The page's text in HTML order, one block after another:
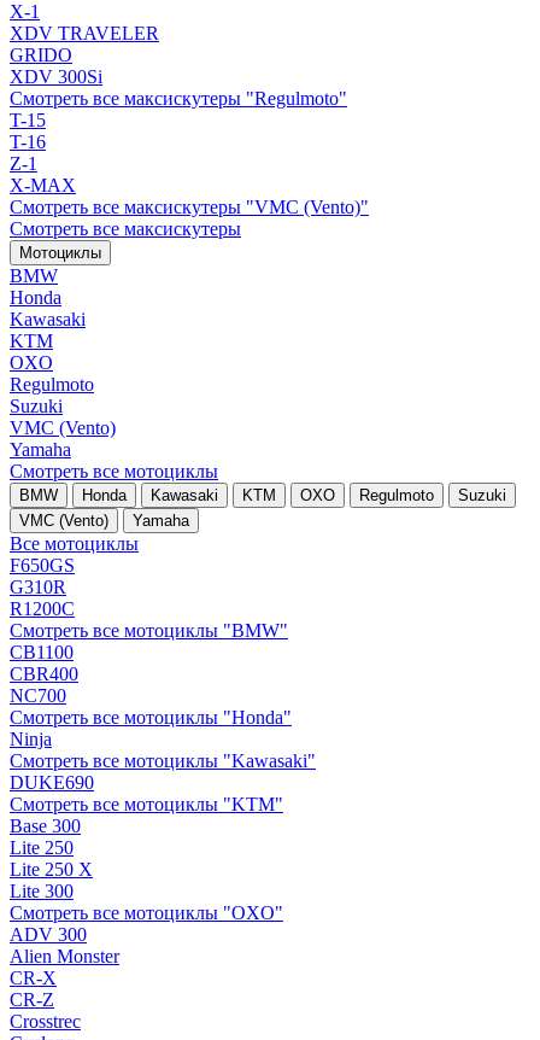
X-1
XDV TRAVELER
GRIDO
XDV 300Si
Смотреть все максискутеры "Regulmoto"
T-15
T-16
Z-1
X-MAX
Смотреть все максискутеры "VMC (Vento)"
Смотреть все максискутеры
Мотоциклы
BMW
Honda
Kawasaki
KTM
OXO
Regulmoto
Suzuki
VMC (Vento)
Yamaha
Смотреть все мотоциклы
BMW Honda Kawasaki KTM OXO Regulmoto
Suzuki
VMC (Vento)
Yamaha
Все мотоциклы
F650GS
G310R
R1200C
Смотреть все мотоциклы "BMW"
CB1100
CBR400
NC700
Смотреть все мотоциклы "Honda"
Ninja
Смотреть все мотоциклы "Kawasaki"
DUKE690
Смотреть все мотоциклы "KTM"
Base 300
Lite 250
Lite 250 X
Lite 300
Смотреть все мотоциклы "OXO"
ADV 300
Alien Monster
CR-X
CR-Z
Crosstrec